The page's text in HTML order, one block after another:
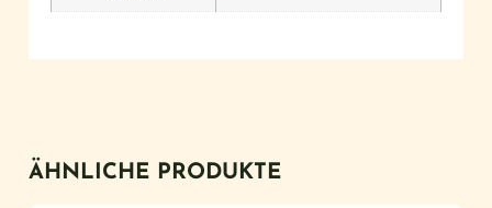
ÄHNLICHE PRODUKTE